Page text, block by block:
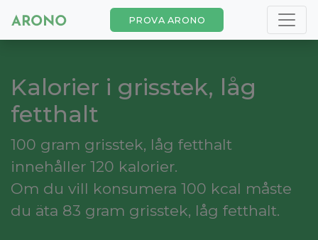
PROVA ARONO
Kalorier i grisstek, låg
fetthalt
100 gram grisstek, låg fetthalt
innehåller 120 kalorier.
Om du vill konsumera 100 kcal måste
du äta 83 gram grisstek, låg fetthalt.